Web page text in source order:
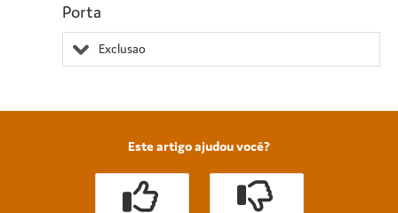
Porta
Exclusao
Este artigo ajudou você?